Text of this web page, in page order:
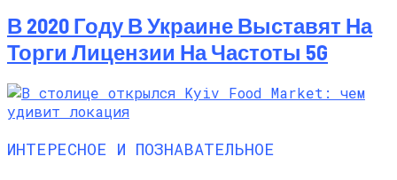
В 2020 Году В Украине Выставят На
Торги Лицензии На Частоты 5G
ИНТЕРЕСНОЕ И ПОЗНАВАТЕЛЬНОЕ